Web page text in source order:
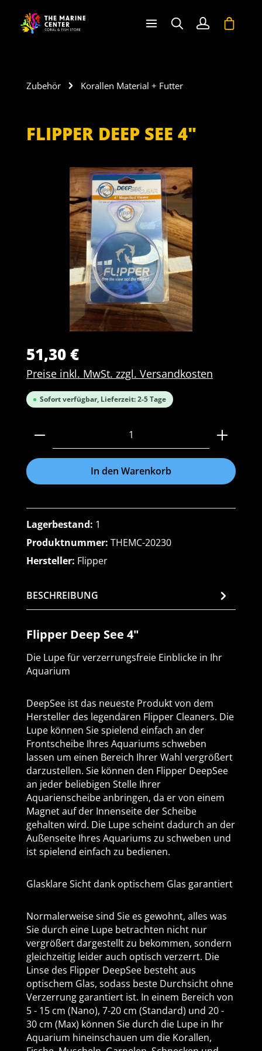
springen
Zubehör Korallen Material + Futter
FLIPPER DEEP SEE 4"
Bildergalerie überspringen
51,30 €
Preise inkl. MwSt. zzgl. Versandkosten
Sofort verfügbar, Lieferzeit: 2-5 Tage
Produkt Anzahl: Gib den gewünschten Wert
In den Warenkorb
Lagerbestand: 1
Produktnummer: THEMC-20230
Hersteller: Flipper
BESCHREIBUNG
Flipper Deep See 4"
Die Lupe für verzerrungsfreie Einblicke in Ihr
Aquarium
DeepSee ist das neueste Produkt von dem
Hersteller des legendären Flipper Cleaners. Die
Lupe können Sie spielend einfach an der
Frontscheibe Ihres Aquariums schweben
lassen um einen Bereich Ihrer Wahl vergrößert
darzustellen. Sie können den Flipper DeepSee
an jeder beliebigen Stelle Ihrer
Aquarienscheibe anbringen, da er von einem
Magnet auf der Innenseite der Scheibe
gehalten wird. Die Lupe scheint dadurch an der
Außenseite Ihres Aquariums zu schweben und
ist spielend einfach zu bedienen.
Glasklare Sicht dank optischem Glas garantiert
Normalerweise sind Sie es gewohnt, alles was
Sie durch eine Lupe betrachten nicht nur
vergrößert dargestellt zu bekommen, sondern
gleichzeitig leider auch optisch verzerrt. Die
Linse des Flipper DeepSee besteht aus
optischem Glas, sodass beste Durchsicht ohne
Verzerrung garantiert ist. In einem Bereich von
5 - 15 cm (Nano), 7-20 cm (Standard) und 20 -
30 cm (Max) können Sie durch die Lupe in Ihr
Aquarium hineinschauen um die Korallen,